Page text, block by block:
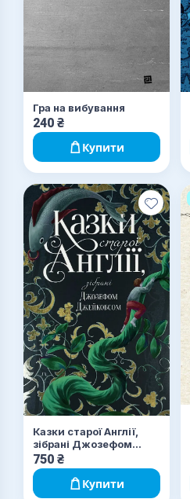
Гра на вибування
240 ₴
Купити
Казки старої Англії,
зібрані Джозефом
Джейкобсом
750 ₴
Купити